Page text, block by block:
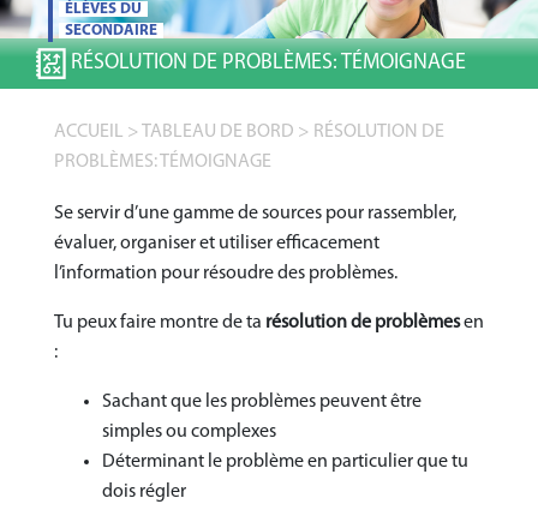
ÉLÈVES DU
SECONDAIRE
RÉSOLUTION DE PROBLÈMES: TÉMOIGNAGE
ACCUEIL > TABLEAU DE BORD > RÉSOLUTION DE
PROBLÈMES: TÉMOIGNAGE
Se servir d’une gamme de sources pour rassembler,
évaluer, organiser et utiliser efficacement
l’information pour résoudre des problèmes.
Tu peux faire montre de ta résolution de problèmesen
:
Sachant que les problèmes peuvent être
simples ou complexes
Déterminant le problème en particulier que tu
dois régler